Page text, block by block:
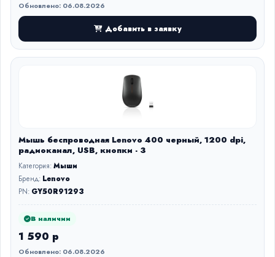
Обновлено: 06.08.2026
Добавить в заявку
Мышь беспроводная Lenovo 400 черный, 1200 dpi,
радиоканал, USB, кнопки - 3
Категория:Мыши
Бренд: Lenovo
PN: GY50R91293
В наличии
1 590 р
Обновлено: 06.08.2026